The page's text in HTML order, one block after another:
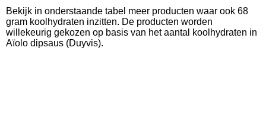
Bekijk in onderstaande tabel meer producten waar ook 68
gram koolhydraten inzitten. De producten worden
willekeurig gekozen op basis van het aantal koolhydraten in
Aïolo dipsaus (Duyvis).